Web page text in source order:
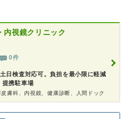
内視鏡クリニック
0件
日検査対応可。負担を最小限に軽減
提携駐車場
膚科、内視鏡、健康診断、人間ドック